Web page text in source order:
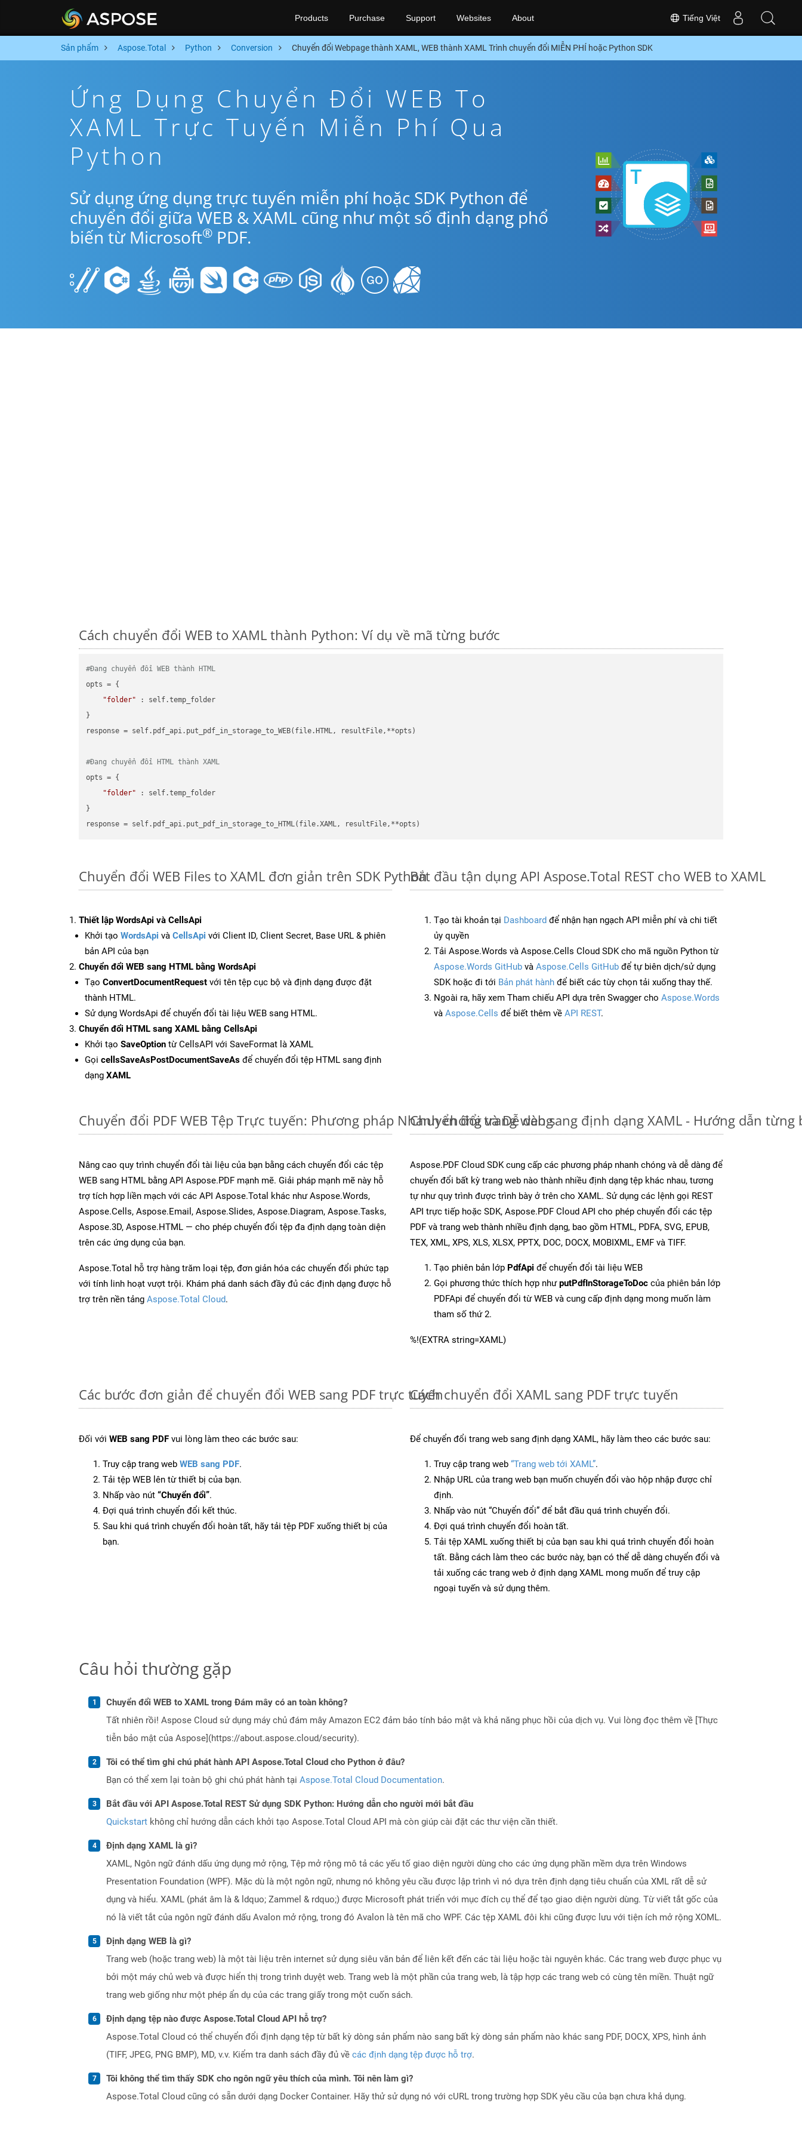
Tiếng Việt
Products Purchase Support Websites About
Sản phẩm Aspose.Total Python Conversion Chuyển đổi Webpage thành XAML, WEB thành XAML Trình chuyển đổi MIỄN PHÍ hoặc Python SDK
Ứng Dụng Chuyển Đổi WEB To
XAML Trực Tuyến Miễn Phí Qua
Python
Sử dụng ứng dụng trực tuyến miễn phí hoặc SDK Python để
chuyển đổi giữa WEB & XAML cũng như một số định dạng phổ
biến từ Microsoft® PDF.
Cách chuyển đổi WEB to XAML thành Python: Ví dụ về mã từng bước
#Đang chuyển đổi WEB thành HTML
opts = {
"folder" : self.temp_folder
}
response = self.pdf_api.put_pdf_in_storage_to_WEB(file.HTML, resultFile,**opts)
#Đang chuyển đổi HTML thành XAML
opts = {
"folder" : self.temp_folder
}
Chuyển đổi WEB Files to XAML đơn giản trên SDK Python
Thiết lập WordsApi và CellsApi
Khởi tạo WordsApi và CellsApi với Client ID, Client Secret, Base URL & phiên
bản API của bạn
Chuyển đổi WEB sang HTML bằng WordsApi
Tạo ConvertDocumentRequest với tên tệp cục bộ và định dạng được đặt
thành HTML.
Sử dụng WordsApi để chuyển đổi tài liệu WEB sang HTML.
Chuyển đổi HTML sang XAML bằng CellsApi
Khởi tạo SaveOption từ CellsAPI với SaveFormat là XAML
Gọi cellsSaveAsPostDocumentSaveAs để chuyển đổi tệp HTML sang định
dạng XAML
Bắt đầu tận dụng API Aspose.Total REST cho WEB to XAML
Tạo tài khoản tại Dashboard để nhận hạn ngạch API miễn phí và chi tiết
ủy quyền
Tải Aspose.Words và Aspose.Cells Cloud SDK cho mã nguồn Python từ
Aspose.Words GitHub và Aspose.Cells GitHub để tự biên dịch/sử dụng
SDK hoặc đi tới Bản phát hành để biết các tùy chọn tải xuống thay thế.
Ngoài ra, hãy xem Tham chiếu API dựa trên Swagger cho Aspose.Words
và Aspose.Cells để biết thêm về API REST.
Chuyển đổi PDF WEB Tệp Trực tuyến: Phương pháp Nhanh chóng và Dễ dàng
Nâng cao quy trình chuyển đổi tài liệu của bạn bằng cách chuyển đổi các tệp
WEB sang HTML bằng API Aspose.PDF mạnh mẽ. Giải pháp mạnh mẽ này hỗ
trợ tích hợp liền mạch với các API Aspose.Total khác như Aspose.Words,
Aspose.Cells, Aspose.Email, Aspose.Slides, Aspose.Diagram, Aspose.Tasks,
Aspose.3D, Aspose.HTML — cho phép chuyển đổi tệp đa định dạng toàn diện
trên các ứng dụng của bạn.
Aspose.Total hỗ trợ hàng trăm loại tệp, đơn giản hóa các chuyển đổi phức tạp
với tính linh hoạt vượt trội. Khám phá danh sách đầy đủ các định dạng được hỗ
trợ trên nền tảng Aspose.Total Cloud.
Chuyển đổi trang web sang định dạng XAML - Hướng dẫn từng
Aspose.PDF Cloud SDK cung cấp các phương pháp nhanh chóng và dễ dàng để
chuyển đổi bất kỳ trang web nào thành nhiều định dạng tệp khác nhau, tương
tự như quy trình được trình bày ở trên cho XAML. Sử dụng các lệnh gọi REST
API trực tiếp hoặc SDK, Aspose.PDF Cloud API cho phép chuyển đổi các tệp
PDF và trang web thành nhiều định dạng, bao gồm HTML, PDFA, SVG, EPUB,
TEX, XML, XPS, XLS, XLSX, PPTX, DOC, DOCX, MOBIXML, EMF và TIFF.
Tạo phiên bản lớp PdfApi để chuyển đổi tài liệu WEB
Gọi phương thức thích hợp nhưputPdfInStorageToDoc của phiên bản lớp
PDFApi để chuyển đổi từ WEB và cung cấp định dạng mong muốn làm
tham số thứ 2.
%!(EXTRA string=XAML)
Các bước đơn giản để chuyển đổi WEB sang PDF trực tuyến
Đối với WEB sang PDF vui lòng làm theo các bước sau:
Truy cập trang web WEB sang PDF.
Tải tệp WEB lên từ thiết bị của bạn.
Nhấp vào nút “Chuyển đổi”.
Đợi quá trình chuyển đổi kết thúc.
Sau khi quá trình chuyển đổi hoàn tất, hãy tải tệp PDF xuống thiết bị của
bạn.
Cách chuyển đổi XAML sang PDF trực tuyến
Để chuyển đổi trang web sang định dạng XAML, hãy làm theo các bước sau:
Truy cập trang web “Trang web tới XAML”.
Nhập URL của trang web bạn muốn chuyển đổi vào hộp nhập được chỉ
định.
Nhấp vào nút “Chuyển đổi” để bắt đầu quá trình chuyển đổi.
Đợi quá trình chuyển đổi hoàn tất.
Tải tệp XAML xuống thiết bị của bạn sau khi quá trình chuyển đổi hoàn
tất. Bằng cách làm theo các bước này, bạn có thể dễ dàng chuyển đổi và
tải xuống các trang web ở định dạng XAML mong muốn để truy cập
ngoại tuyến và sử dụng thêm.
Câu hỏi thường gặp
Chuyển đổi WEB to XAML trong Đám mây có an toàn không?
Tất nhiên rồi! Aspose Cloud sử dụng máy chủ đám mây Amazon EC2 đảm bảo tính bảo mật và khả năng phục hồi của dịch vụ. Vui lòng đọc thêm về [Thực
tiễn bảo mật của Aspose](https://about.aspose.cloud/security).
Tôi có thể tìm ghi chú phát hành API Aspose.Total Cloud cho Python ở đâu?
Bạn có thể xem lại toàn bộ ghi chú phát hành tại Aspose.Total Cloud Documentation.
Bắt đầu với API Aspose.Total REST Sử dụng SDK Python: Hướng dẫn cho người mới bắt đầu
Quickstart không chỉ hướng dẫn cách khởi tạo Aspose.Total Cloud API mà còn giúp cài đặt các thư viện cần thiết.
Định dạng XAML là gì?
XAML, Ngôn ngữ đánh dấu ứng dụng mở rộng, Tệp mở rộng mô tả các yếu tố giao diện người dùng cho các ứng dụng phần mềm dựa trên Windows
Presentation Foundation (WPF). Mặc dù là một ngôn ngữ, nhưng nó không yêu cầu được lập trình vì nó dựa trên định dạng tiêu chuẩn của XML rất dễ sử
dụng và hiểu. XAML (phát âm là & ldquo; Zammel & rdquo;) được Microsoft phát triển với mục đích cụ thể để tạo giao diện người dùng. Từ viết tắt gốc của
nó là viết tắt của ngôn ngữ đánh dấu Avalon mở rộng, trong đó Avalon là tên mã cho WPF. Các tệp XAML đôi khi cũng được lưu với tiện ích mở rộng XOML.
Định dạng WEB là gì?
Trang web (hoặc trang web) là một tài liệu trên internet sử dụng siêu văn bản để liên kết đến các tài liệu hoặc tài nguyên khác. Các trang web được phục vụ
bởi một máy chủ web và được hiển thị trong trình duyệt web. Trang web là một phần của trang web, là tập hợp các trang web có cùng tên miền. Thuật ngữ
trang web giống như một phép ẩn dụ của các trang giấy trong một cuốn sách.
Định dạng tệp nào được Aspose.Total Cloud API hỗ trợ?
Aspose.Total Cloud có thể chuyển đổi định dạng tệp từ bất kỳ dòng sản phẩm nào sang bất kỳ dòng sản phẩm nào khác sang PDF, DOCX, XPS, hình ảnh
(TIFF, JPEG, PNG BMP), MD, v.v. Kiểm tra danh sách đầy đủ về các định dạng tệp được hỗ trợ.
Tôi không thể tìm thấy SDK cho ngôn ngữ yêu thích của mình. Tôi nên làm gì?
Aspose.Total Cloud cũng có sẵn dưới dạng Docker Container. Hãy thử sử dụng nó với cURL trong trường hợp SDK yêu cầu của bạn chưa khả dụng.